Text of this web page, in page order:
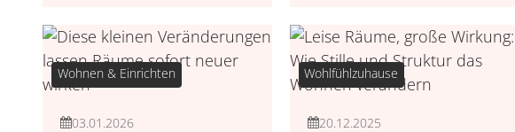
Wohnen & Einrichten
03.01.2026
Wohlfühlzuhause
20.12.2025